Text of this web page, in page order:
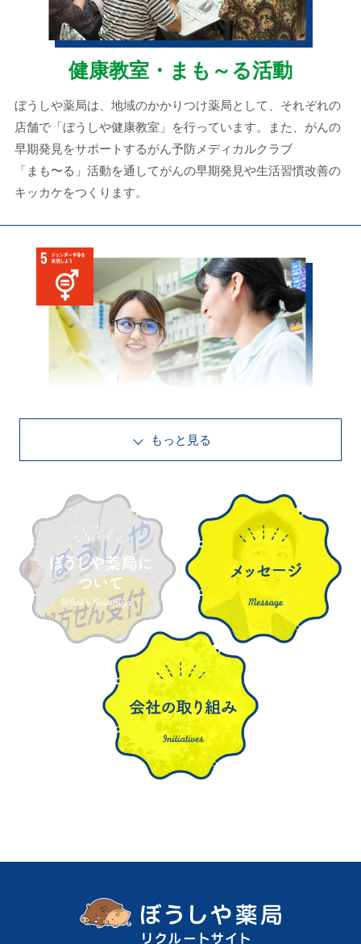
9月
姫路市勝原区丁勝原店開業
1998
1999年
9月 姫路市大津区天満大津店 開業
2002
10月 宍粟市山崎町山崎店開業
2003年
宍粟市山崎町 鹿沢店開業
姫路市西八代町八代店
開業
西駅前店より東駅前店 に
2007年
姫路市南今宿今宿店
2010
健康教室・ まも～る活動
ぼうしや薬局は、地域のかかりつけ薬局として、それぞれの
店舗で「ぼうしや健康教室」を行っています。また、 がんの
早期発見をサポートするがん予防メディカルクラブ
「まも〜る」 活動を通してがんの早期発見や生活習慣改善の
キッカケをつくります。
女性職員の多さ
ぼうしや薬局の従業員数の7割が女性職員です。育児世代の
女性が働きやすい 環境づくり を心がけております。
在宅医療
“生ききる”ことをサポートする」を核として、ぼうしや薬局
“住み続けられる”まちづくりに取り組みます。
もっと見る